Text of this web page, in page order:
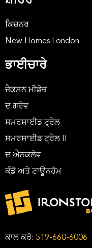
ਕਿਚਨਰ
New Homes London
ਭਾਈਚਾਰੇ
ਜੈਕਸਨ ਮੀਡੋਜ਼
ਦ ਗਰੋਵ
ਸਮਰਸਾਈਡ ਟ੍ਰੇਲ
ਸਮਰਸਾਈਡ ਟ੍ਰੇਲ II
ਦ ਐਨਕਲੇਵ
ਕੰਡੋ ਅਤੇ ਟਾਊਨਹੋਮ
ਕਾਲ ਕਰੋ: 519-660-6006